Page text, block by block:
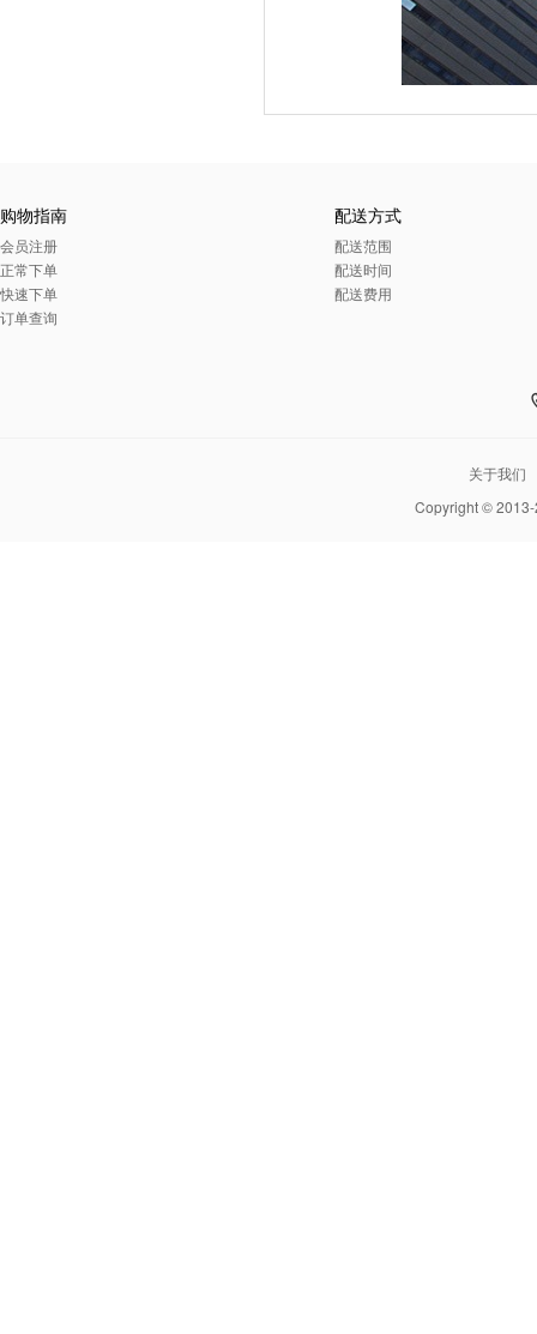
购物指南
会员注册
正常下单
快速下单
订单查询
配送方式
配送范围
配送时间
配送费用
关于我们
Copyright ©